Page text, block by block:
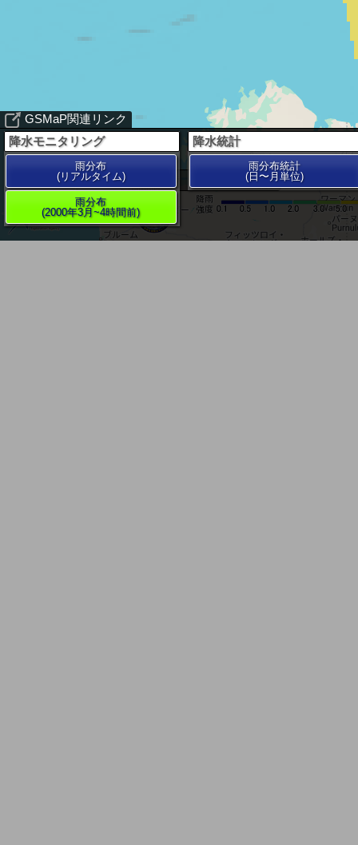
GSMaP関連リンク
降水モニタリング
雨分布
(リアルタイム)
雨分布
(2000年3月~4時間前)
降水統計
雨分布統計
(日〜月単位)